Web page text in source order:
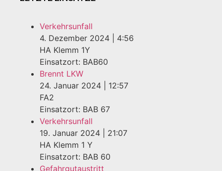
Verkehrsunfall
4. Dezember 2024
4:56
HA Klemm 1Y
Einsatzort: BAB60
Brennt LKW
24. Januar 2024
12:57
FA2
Einsatzort: BAB 67
Verkehrsunfall
19. Januar 2024
21:07
HA Klemm 1 Y
Einsatzort: BAB 60
Gefahrgutaustritt